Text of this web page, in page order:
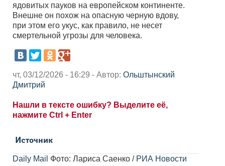
ядовитых пауков на европейском континенте.
Внешне он похож на опасную черную вдову,
при этом его укус, как правило, не несет
смертельной угрозы для человека.
чт, 03/12/2026 - 16:29 - Автор: Ольштынский
Дмитрий
Нашли в тексте ошибку? Выделите её,
нажмите Ctrl + Enter
Источник
Daily Mail Фото: Лариса Саенко / РИА Новости